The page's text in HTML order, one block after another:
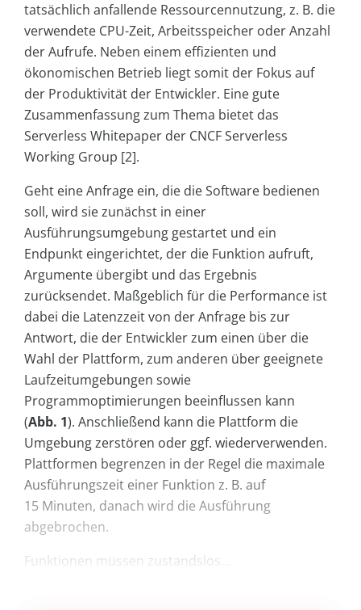
tatsächlich anfallende Ressourcennutzung, z. B. die
verwendete CPU-Zeit, Arbeitsspeicher oder Anzahl
der Aufrufe. Neben einem effizienten und
ökonomischen Betrieb liegt somit der Fokus auf
der Produktivität der Entwickler. Eine gute
Zusammenfassung zum Thema bietet das
Serverless Whitepaper der CNCF Serverless
Working Group [2].
Geht eine Anfrage ein, die die Software bedienen
soll, wird sie zunächst in einer
Ausführungsumgebung gestartet und ein
Endpunkt eingerichtet, der die Funktion aufruft,
Argumente übergibt und das Ergebnis
zurücksendet. Maßgeblich für die Performance ist
dabei die Latenzzeit von der Anfrage bis zur
Antwort, die der Entwickler zum einen über die
Wahl der Plattform, zum anderen über geeignete
Laufzeitumgebungen sowie
Programmoptimierungen beeinflussen kann
(Abb. 1). Anschließend kann die Plattform die
Umgebung zerstören oder ggf. wiederverwenden.
Plattformen begrenzen in der Regel die maximale
Ausführungszeit einer Funktion z. B. auf
15 Minuten, danach wird die Ausführung
abgebrochen.
Funktionen müssen zustandslos...